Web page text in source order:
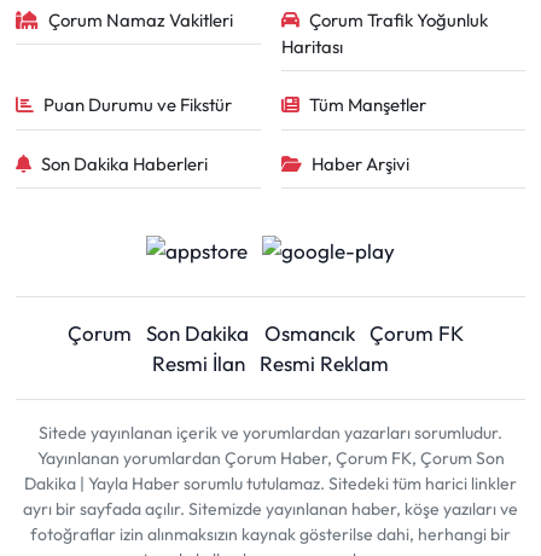
Çorum Namaz Vakitleri
Çorum Trafik Yoğunluk
Haritası
Puan Durumu ve Fikstür Tüm Manşetler
Son Dakika Haberleri Haber Arşivi
Çorum Son Dakika Osmancık Çorum FK
Resmi İlan
Resmi Reklam
Sitede yayınlanan içerik ve yorumlardan yazarları sorumludur.
Yayınlanan yorumlardan Çorum Haber, Çorum FK, Çorum Son
Dakika | Yayla Haber sorumlu tutulamaz. Sitedeki tüm harici linkler
ayrı bir sayfada açılır. Sitemizde yayınlanan haber, köşe yazıları ve
fotoğraflar izin alınmaksızın kaynak gösterilse dahi, herhangi bir